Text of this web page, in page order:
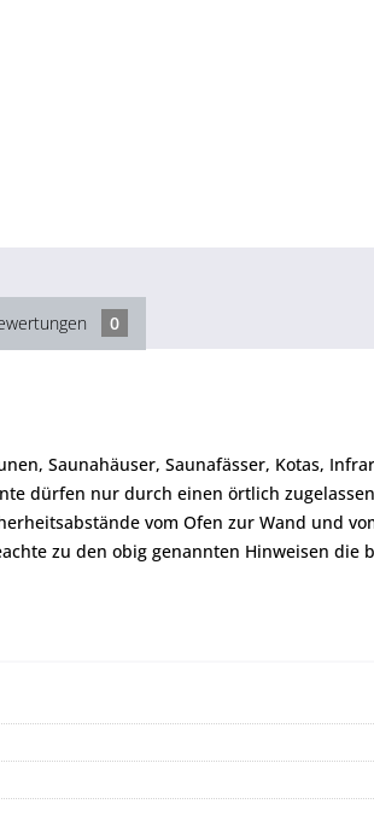
0
Saunahäuser, Saunafässer, Kotas,
dürfen nur durch einen örtlich
vom Ofen zur Wand und
zu den obig genannten Hinweisen die